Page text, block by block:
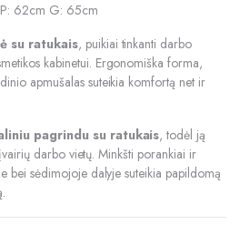
62cm G: 65cm
su ratukais, puikiai tinkanti darbo
kabinetui. Ergonomiška forma,
apmušalas suteikia komfortą net ir
pagrindu su ratukais, todėl ją
darbo vietų. Minkšti porankiai ir
bei sėdimojoje dalyje suteikia papildomą